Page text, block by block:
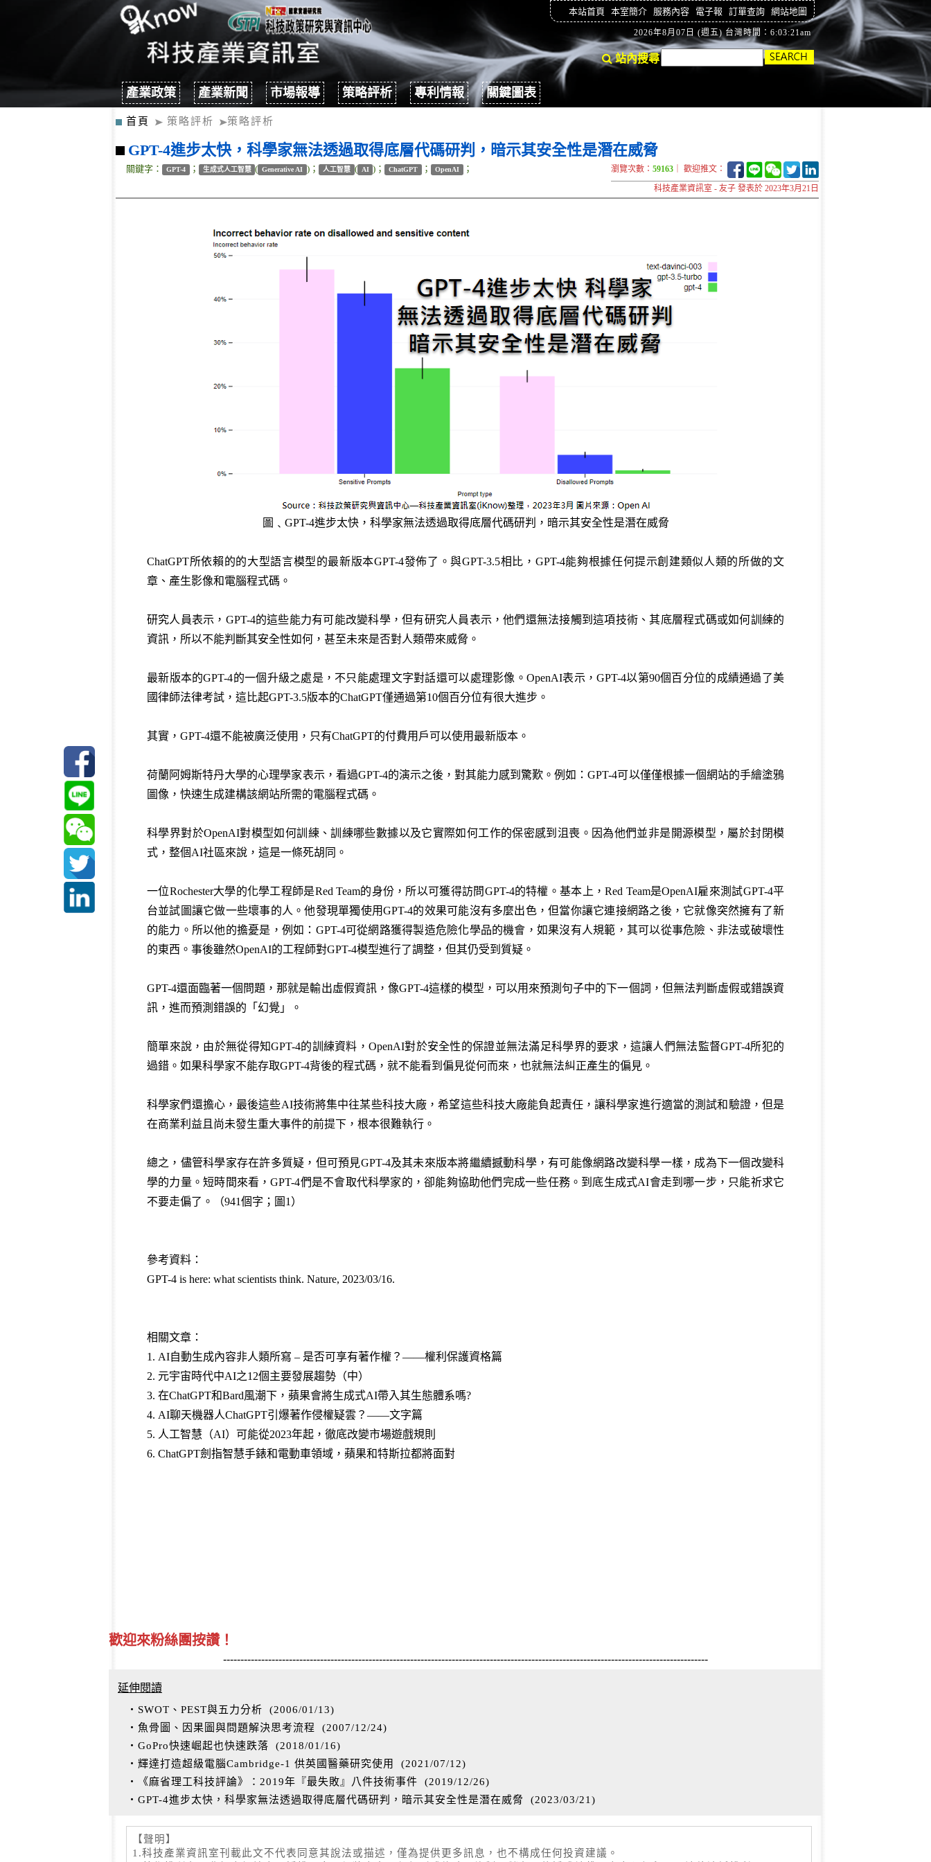
本站首頁 本室簡介 服務內容 電子報 訂單查詢 網站地圖
2026年8月07日 (週五) 台灣時間：6:03:22am
站內搜尋
產業政策 產業新聞 市場報導 策略評析 專利情報 關鍵圖表
首頁 策略評析 策略評析
GPT-4進步太快，科學家無法透過取得底層代碼研判，暗示其安全性是潛在威脅
關鍵字： GPT-4 ； 生成式人工智慧 ( Generative AI )； 人工智慧 ( AI )； ChatGPT ； OpenAI ； 瀏覽次數： 59163 ｜ 歡迎推文：
科技產業資訊室 - 友子 發表於 2023年3月21日
圖﹑GPT-4進步太快，科學家無法透過取得底層代碼研判，暗示其安全性是潛在威脅
ChatGPT所依賴的的大型語言模型的最新版本GPT-4發佈了。與GPT-3.5相比，GPT-4能夠根據任何提示創建類似人類的所做的文
章、產生影像和電腦程式碼。
研究人員表示，GPT-4的這些能力有可能改變科學，但有研究人員表示，他們還無法接觸到這項技術、其底層程式碼或如何訓練的
資訊，所以不能判斷其安全性如何，甚至未來是否對人類帶來威脅。
最新版本的GPT-4的一個升級之處是，不只能處理文字對話還可以處理影像。OpenAI表示，GPT-4以第90個百分位的成績通過了美
國律師法律考試，這比起GPT-3.5版本的ChatGPT僅通過第10個百分位有很大進步。
其實，GPT-4還不能被廣泛使用，只有ChatGPT的付費用戶可以使用最新版本。
荷蘭阿姆斯特丹大學的心理學家表示，看過GPT-4的演示之後，對其能力感到驚歎。例如：GPT-4可以僅僅根據一個網站的手繪塗鴉
圖像，快速生成建構該網站所需的電腦程式碼。
科學界對於OpenAI對模型如何訓練、訓練哪些數據以及它實際如何工作的保密感到沮喪。因為他們並非是開源模型，屬於封閉模
式，整個AI社區來說，這是一條死胡同。
一位Rochester大學的化學工程師是Red Team的身份，所以可獲得訪問GPT-4的特權。基本上，Red Team是OpenAI雇來測試GPT-4平
台並試圖讓它做一些壞事的人。他發現單獨使用GPT-4的效果可能沒有多麼出色，但當你讓它連接網路之後，它就像突然擁有了新
的能力。所以他的擔憂是，例如：GPT-4可從網路獲得製造危險化學品的機會，如果沒有人規範，其可以從事危險、非法或破壞性
的東西。事後雖然OpenAI的工程師對GPT-4模型進行了調整，但其仍受到質疑。
GPT-4還面臨著一個問題，那就是輸出虛假資訊，像GPT-4這樣的模型，可以用來預測句子中的下一個詞，但無法判斷虛假或錯誤資
訊，進而預測錯誤的「幻覺」。
簡單來說，由於無從得知GPT-4的訓練資料，OpenAI對於安全性的保證並無法滿足科學界的要求，這讓人們無法監督GPT-4所犯的
過錯。如果科學家不能存取GPT-4背後的程式碼，就不能看到偏見從何而來，也就無法糾正產生的偏見。
科學家們還擔心，最後這些AI技術將集中往某些科技大廠，希望這些科技大廠能負起責任，讓科學家進行適當的測試和驗證，但是
在商業利益且尚未發生重大事件的前提下，根本很難執行。
總之，儘管科學家存在許多質疑，但可預見GPT-4及其未來版本將繼續撼動科學，有可能像網路改變科學一樣，成為下一個改變科
學的力量。短時間來看，GPT-4們是不會取代科學家的，卻能夠協助他們完成一些任務。到底生成式AI會走到哪一步，只能祈求它
不要走偏了。（941個字；圖1）
參考資料：
GPT-4 is here: what scientists think. Nature, 2023/03/16.
相關文章：
1. AI自動生成內容非人類所寫 – 是否可享有著作權？——權利保護資格篇
2. 元宇宙時代中AI之12個主要發展趨勢（中）
3. 在ChatGPT和Bard風潮下，蘋果會將生成式AI帶入其生態體系嗎?
4. AI聊天機器人ChatGPT引爆著作侵權疑雲？——文字篇
5. 人工智慧（AI）可能從2023年起，徹底改變市場遊戲規則
6. ChatGPT劍指智慧手錶和電動車領域，蘋果和特斯拉都將面對
歡迎來粉絲團按讚！
--------------------------------------------------------------------------------------------------------------------------------------------
延伸閱讀
‧SWOT、PEST與五力分析 (2006/01/13)
‧魚骨圖、因果圖與問題解決思考流程
(2007/12/24)
‧GoPro快速崛起也快速跌落 (2018/01/16)
‧輝達打造超級電腦Cambridge-1 供英國醫藥研究使用
(2021/07/12)
‧《麻省理工科技評論》：2019年『最失敗』八件技術事件 (2019/12/26)
‧GPT-4進步太快，科學家無法透過取得底層代碼研判，暗示其安全性是潛在威脅
(2023/03/21 )
【聲明】
1.科技產業資訊室刊載此文不代表同意其說法或描述，僅為提供更多訊息，也不構成任何投資建議。